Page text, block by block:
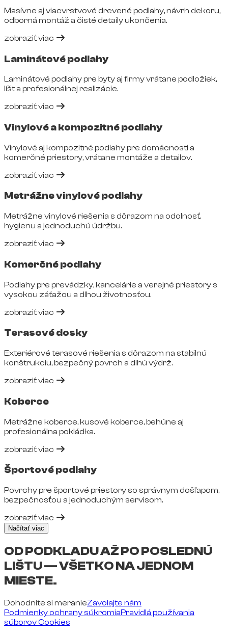
Masívne aj viacvrstvové drevené podlahy, návrh dekoru,
odborná montáž a čisté detaily ukončenia.
zobraziť viac
Laminátové podlahy
Laminátové podlahy pre byty aj firmy vrátane podložiek,
líšt a profesionálnej realizácie.
zobraziť viac
Vinylové a kompozitné podlahy
Vinylové aj kompozitné podlahy pre domácnosti a
komerčné priestory, vrátane montáže a detailov.
zobraziť viac
Metrážne vinylové podlahy
Metrážne vinylové riešenia s dôrazom na odolnosť,
hygienu a jednoduchú údržbu.
zobraziť viac
Komerčné podlahy
Podlahy pre prevádzky, kancelárie a verejné priestory s
vysokou záťažou a dlhou životnosťou.
zobraziť viac
Terasové dosky
Exteriérové terasové riešenia s dôrazom na stabilnú
konštrukciu, bezpečný povrch a dlhú výdrž.
zobraziť viac
Koberce
Metrážne koberce, kusové koberce, behúne aj
profesionálna pokládka.
zobraziť viac
Športové podlahy
Povrchy pre športové priestory so správnym došľapom,
bezpečnosťou a jednoduchým servisom.
zobraziť viac
Načítať viac
OD PODKLADU AŽ PO POSLEDNÚ
LIŠTU — VŠETKO NA JEDNOM
MIESTE.
Dohodnite si meranieZavolajte nám
Podmienky ochrany súkromiaPravidlá používania
súborov Cookies